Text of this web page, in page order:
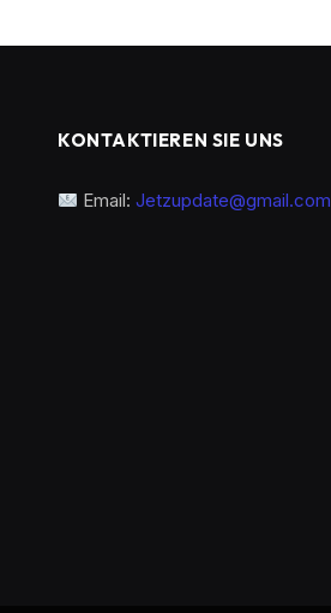
KONTAKTIEREN SIE UNS
Email:Jetzupdate@gmail.com